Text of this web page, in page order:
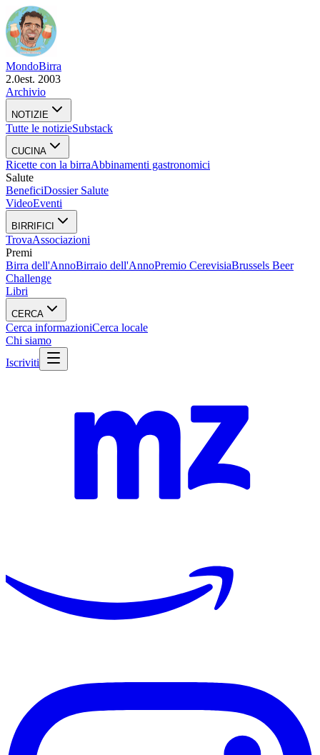
MondoBirra
2.0est. 2003
Archivio
NOTIZIE
Tutte le notizieSubstack
CUCINA
Ricette con la birraAbbinamenti gastronomici
Salute
BeneficiDossier Salute
VideoEventi
BIRRIFICI
TrovaAssociazioni
Premi
Birra dell'AnnoBirraio dell'AnnoPremio CerevisiaBrussels Beer
Challenge
Libri
CERCA
Cerca informazioniCerca locale
Chi siamo
Iscriviti